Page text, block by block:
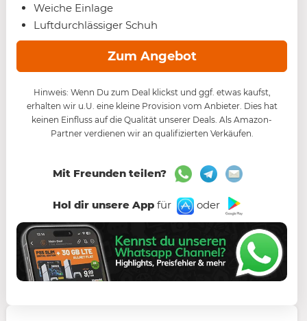
Weiche Einlage
Luftdurchlässiger Schuh
Zum Angebot
Hinweis: Wenn Du zum Deal klickst und ggf. etwas kaufst,
erhalten wir u.U. eine kleine Provision vom Anbieter. Dies hat
keinen Einfluss auf die Qualität unserer Deals. Als Amazon-
Partner verdienen wir an qualifizierten Verkäufen.
Mit Freunden teilen?
Hol dir unsere Appfür oder